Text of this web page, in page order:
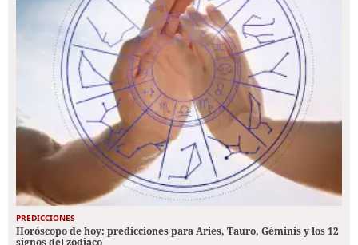
PREDICCIONES
Horóscopo de hoy: predicciones para Aries, Tauro, Géminis y los 12